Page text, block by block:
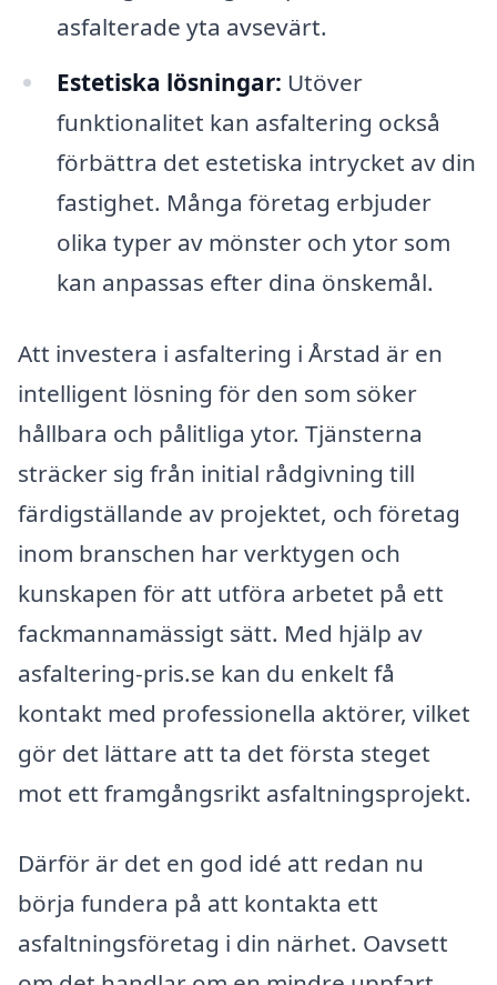
asfalterade yta avsevärt.
Estetiska lösningar: Utöver
funktionalitet kan asfaltering också
förbättra det estetiska intrycket av din
fastighet. Många företag erbjuder
olika typer av mönster och ytor som
kan anpassas efter dina önskemål.
Att investera i asfaltering i Årstad är en
intelligent lösning för den som söker
hållbara och pålitliga ytor. Tjänsterna
sträcker sig från initial rådgivning till
färdigställande av projektet, och företag
inom branschen har verktygen och
kunskapen för att utföra arbetet på ett
fackmannamässigt sätt. Med hjälp av
asfaltering-pris.se kan du enkelt få
kontakt med professionella aktörer, vilket
gör det lättare att ta det första steget
mot ett framgångsrikt asfaltningsprojekt.
Därför är det en god idé att redan nu
börja fundera på att kontakta ett
asfaltningsföretag i din närhet. Oavsett